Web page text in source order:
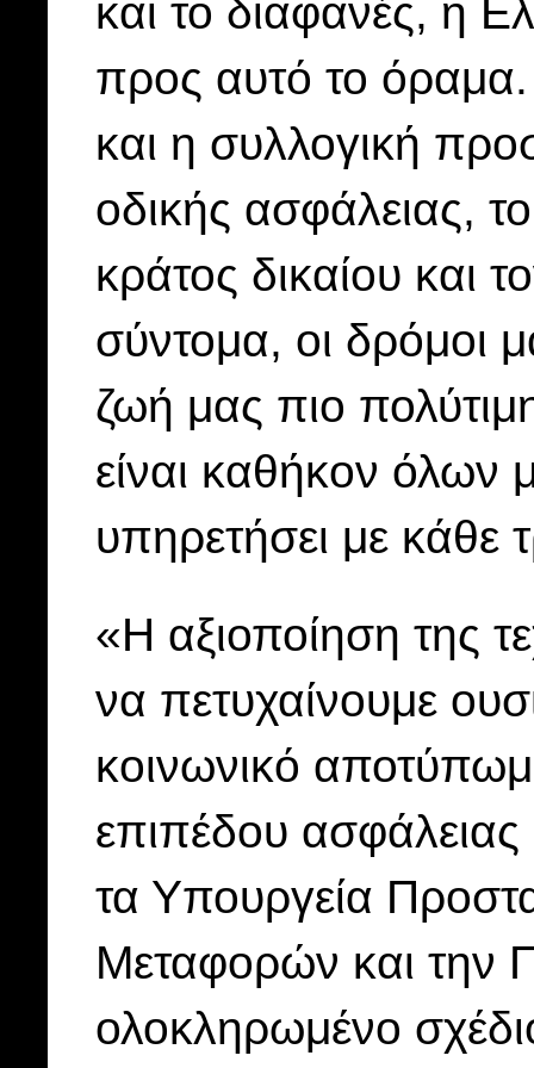
και το διαφανές, η
προς αυτό το
και η συλλογική
οδικής ασφάλειας,
κράτος δικαίου και
σύντομα, οι δρόμοι
ζωή μας πιο
είναι καθήκον όλων
υπηρετήσει με κάθε
«Η αξιοποίηση της
να πετυχαίνουμε
κοινωνικό
επιπέδου
τα Υπουργεία
Μεταφορών και την
ολοκληρωμένο